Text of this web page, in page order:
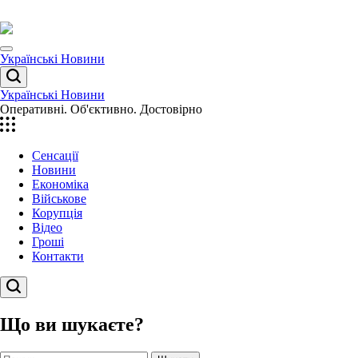
до
вмісту
Menu
Українські Новини
Пошук
Українські Новини
Оперативні. Об'єктивно. Достовірно
Сенсації
Новини
Економіка
Військове
Корупція
Відео
Гроші
Контакти
Пошук
Що ви шукаєте?